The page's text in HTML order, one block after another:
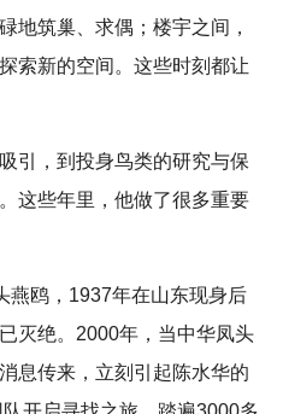
地筑巢、求偶；楼宇之间，
索新的空间。这些时刻都让
引，到投身鸟类的研究与保
这些年里，他做了很多重要
燕鸥，1937年在山东现身后
灭绝。2000年，当中华凤头
息传来，立刻引起陈水华的